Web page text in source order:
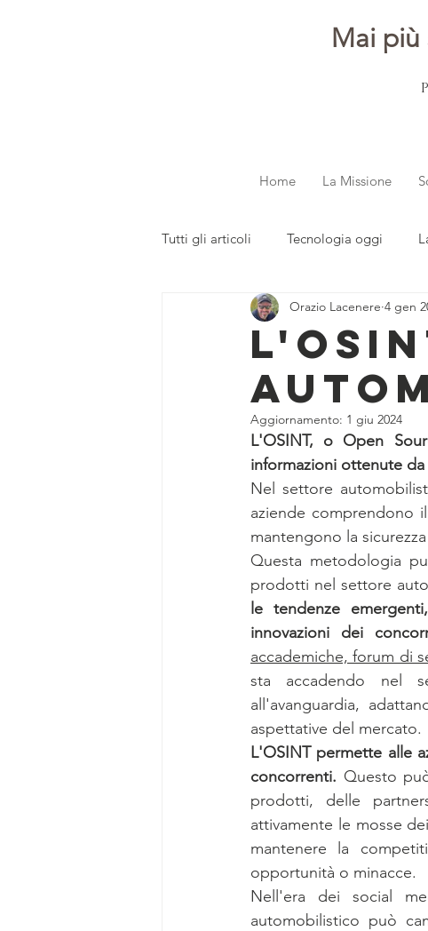
Mai più
Home La Missione
Tutti gli articoli Tecnologia oggi
dalla redazione Parola ai giovani
Orazio Lacenere 4 gen
Aggiornamento: 1 giu 2024
L'OSINT, o Open
informazioni ottenute
Nel settore
aziende comprendono
mantengono la
Questa metodologia
prodotti nel settore
le tendenze
innovazioni dei
accademiche, forum di
sta accadendo nel
all'avanguardia,
aspettative del mercato.
L'OSINT permette alle
concorrenti. Questo
prodotti, delle
attivamente le mosse
mantenere la
opportunità o minacce.
Nell'era dei social
automobilistico può